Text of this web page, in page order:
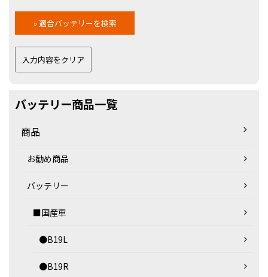
バッテリー商品一覧
商品
お勧め商品
バッテリー
■国産車
●B19L
●B19R